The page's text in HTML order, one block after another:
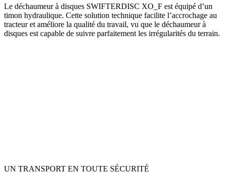
Le déchaumeur à disques SWIFTERDISC XO_F est équipé d’un
timon hydraulique. Cette solution technique facilite l’accrochage au
tracteur et améliore la qualité du travail, vu que le déchaumeur à
disques est capable de suivre parfaitement les irrégularités du terrain.
UN TRANSPORT EN TOUTE SÉCURITÉ